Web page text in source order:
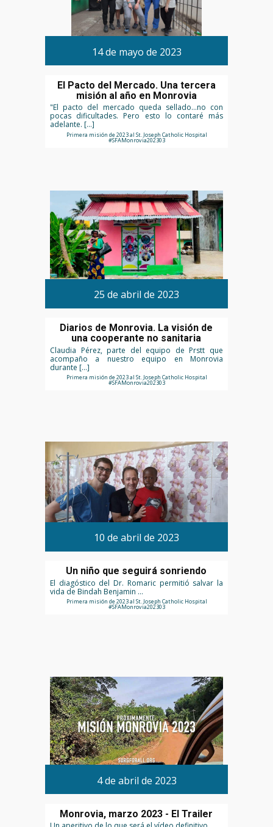
14 de mayo de 2023
El Pacto del Mercado. Una tercera
misión al año en Monrovia
"El pacto del mercado queda sellado…no con
pocas dificultades. Pero esto lo contaré más
adelante. […]
Primera misión de 2023 al St. Joseph Catholic Hospital
#SFAMonrovia202303
25 de abril de 2023
Diarios de Monrovia. La visión de
una cooperante no sanitaria
Claudia Pérez, parte del equipo de Prstt que
acompaño a nuestro equipo en Monrovia
durante […]
Primera misión de 2023 al St. Joseph Catholic Hospital
#SFAMonrovia202303
10 de abril de 2023
Un niño que seguirá sonriendo
El diagóstico del Dr. Romaric permitió salvar la
vida de Bindah Benjamin ...
Primera misión de 2023 al St. Joseph Catholic Hospital
#SFAMonrovia202303
4 de abril de 2023
Monrovia, marzo 2023 - El Trailer